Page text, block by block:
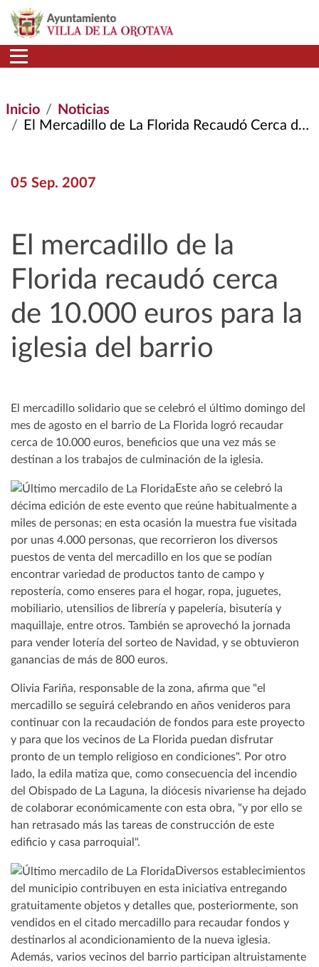
Pasar al contenido principal
Inicio
Noticias
El Mercadillo de La Florida Recaudó Cerca de 10.000 Euros Para La Iglesia del Barrio
05 Sep. 2007
El mercadillo de la
Florida recaudó cerca
de 10.000 euros para la
iglesia del barrio
El mercadillo solidario que se celebró el último domingo del
mes de agosto en el barrio de La Florida logró recaudar
cerca de 10.000 euros, beneficios que una vez más se
destinan a los trabajos de culminación de la iglesia.
Este año se celebró la
décima edición de este evento que reúne habitualmente a
miles de personas; en esta ocasión la muestra fue visitada
por unas 4.000 personas, que recorrieron los diversos
puestos de venta del mercadillo en los que se podían
encontrar variedad de productos tanto de campo y
repostería, como enseres para el hogar, ropa, juguetes,
mobiliario, utensilios de librería y papelería, bisutería y
maquillaje, entre otros. También se aprovechó la jornada
para vender lotería del sorteo de Navidad, y se obtuvieron
ganancias de más de 800 euros.
Olivia Fariña, responsable de la zona, afirma que "el
mercadillo se seguirá celebrando en años venideros para
continuar con la recaudación de fondos para este proyecto
y para que los vecinos de La Florida puedan disfrutar
pronto de un templo religioso en condiciones". Por otro
lado, la edila matiza que, como consecuencia del incendio
del Obispado de La Laguna, la diócesis nivariense ha dejado
de colaborar económicamente con esta obra, "y por ello se
han retrasado más las tareas de construcción de este
edificio y casa parroquial".
Diversos establecimientos
del municipio contribuyen en esta iniciativa entregando
gratuitamente objetos y detalles que, posteriormente, son
vendidos en el citado mercadillo para recaudar fondos y
destinarlos al acondicionamiento de la nueva iglesia.
Además, varios vecinos del barrio participan altruistamente